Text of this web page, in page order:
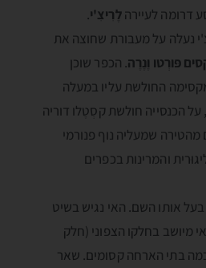
דרומה לעיירהלֶרִיצִ'י.
נעלה על מעבורת שחוצה את
פּורְטו וֶנֶרֶה. הכפר שוכן
החולשת עליו במעלה
הכנסייה חולשת קסְטֶלו דוריה
שמעליה נוף פנורמי
והמרינות בכפרים
אותו השם. האי נגיש בשיט
מיושב בחלקו הצפוני (חלק
בתי הארחה קסומים. שאר